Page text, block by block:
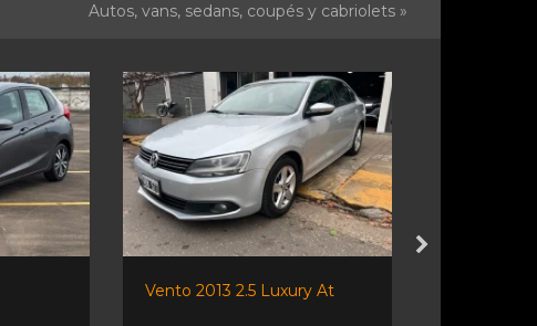
Autos, vans, sedans, coupés y cabriolets »
Vento 2013 2.5 Luxury At